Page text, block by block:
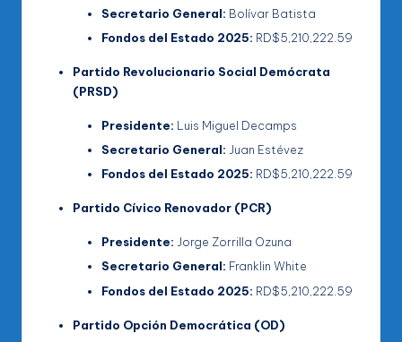
Secretario General: Bolívar Batista
Fondos del Estado 2025: RD$5,210,222.59
Partido Revolucionario Social Demócrata
(PRSD)
Presidente: Luis Miguel Decamps
Secretario General: Juan Estévez
Fondos del Estado 2025: RD$5,210,222.59
Partido Cívico Renovador (PCR)
Presidente: Jorge Zorrilla Ozuna
Secretario General: Franklin White
Fondos del Estado 2025: RD$5,210,222.59
Partido Opción Democrática (OD)